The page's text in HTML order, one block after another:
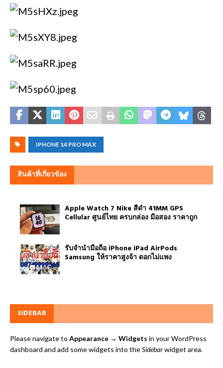
IPHONE 14 PRO MAX
สินค้าที่เกี่ยวข้อง
Apple Watch 7 Nike สีดำ 41MM GPS
Cellular ศูนย์ไทย ครบกล่อง มือสอง ราคาถูก
รับจำนำมือถือ iPhone iPad AirPods
Samsung ให้ราคาสูงจ้า ดอกไม่แพง
SIDEBAR
Please navigate to Appearance → Widgets in your WordPress
dashboard and add some widgets into theSidebarwidget area.